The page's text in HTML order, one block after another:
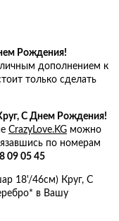
Рождения!
дополнением к
только сделать
С Днем Рождения!
CrazyLove.KG можно
по номерам
09 05 45
18'/46см) Круг, С
в Вашу